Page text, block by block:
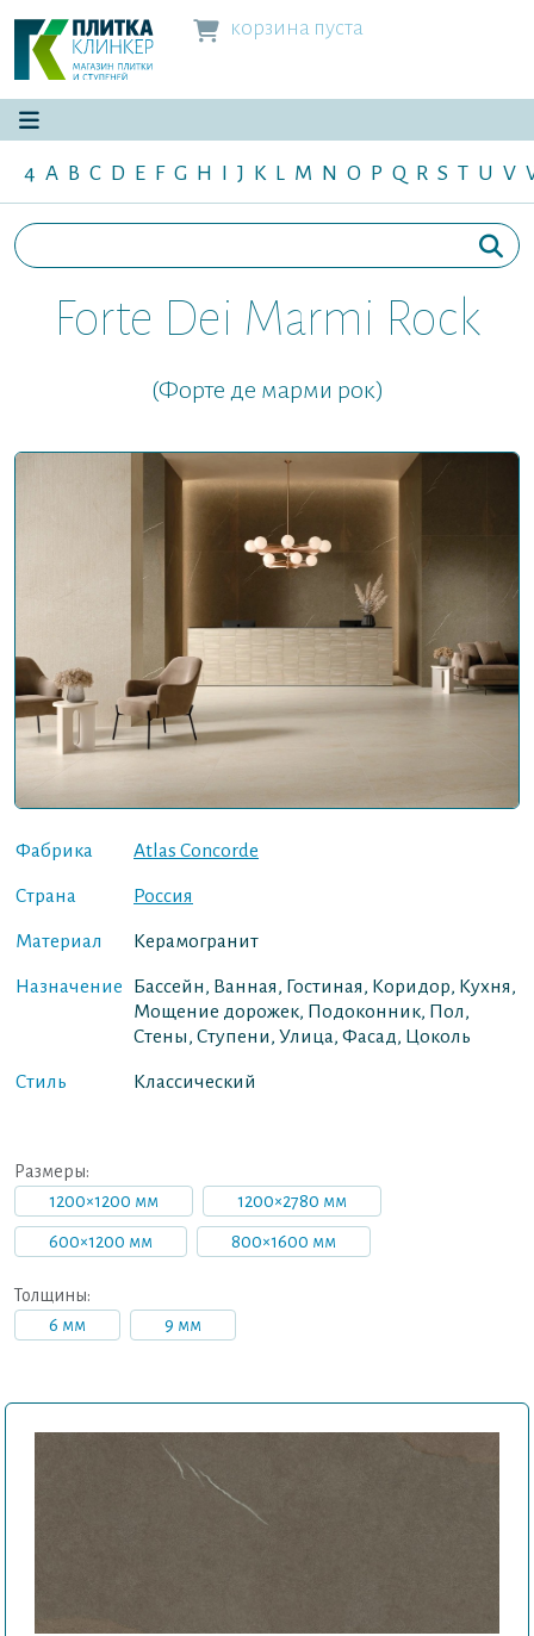
корзина пуста
4 A B C D E F G H I J K L M N O P Q R S T U V
Forte Dei Marmi Rock
(Форте де марми рок)
Фабрика Atlas Concorde
Страна Россия
Материал Керамогранит
Назначение
Бассейн, Ванная, Гостиная, Коридор, Кухня,
Мощение дорожек, Подоконник, Пол,
Стены, Ступени, Улица, Фасад, Цоколь
Стиль Классический
Размеры:
1200×1200 мм
1200×2780 мм
600×1200 мм 800×1600 мм
Толщины:
6 мм
9 мм